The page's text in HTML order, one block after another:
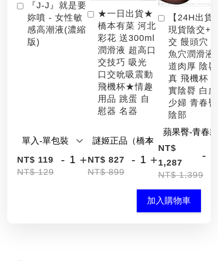
『J-J』就是要
妳噴 - 女性敏
感高潮液(濃縮
版)
NT$ 119
NT$ 129
- +
★一日出貨★
橋本有菜 河北
彩花 送300ml
潤滑液 超高口
交技巧 吸光
口交吮吸震動
飛機杯★情趣
用品 跳蛋 自
慰器 名器
NT$ 827
NT$ 899
- +
【24H出貨
現貨陰交+
交 饅頭穴
魚穴潤滑液
道肉厚 陰
真 飛機杯
實陰脣 白
少婦 青春臀
陰部
NT$
1,287
NT$ 1,399
-
加入購物車